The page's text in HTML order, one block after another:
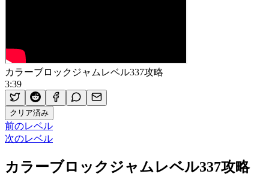
カラーブロックジャムレベル337攻略
3:39
クリア済み
前のレベル
次のレベル
カラーブロックジャムレベル337攻略